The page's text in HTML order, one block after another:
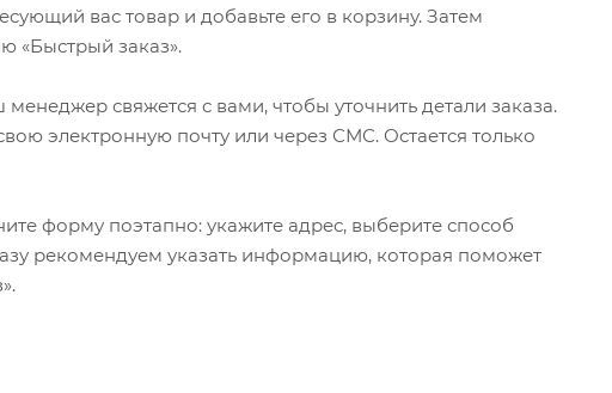
вас товар и добавьте его в корзину. Затем
«Быстрый заказ».
свяжется с вами, чтобы уточнить детали заказа.
электронную почту или через СМС. Остается только
форму поэтапно: укажите адрес, выберите способ
рекомендуем указать информацию, которая поможет